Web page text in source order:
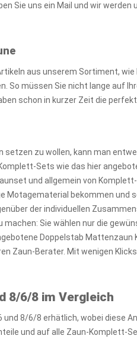
Sie uns ein Mail und wir
aus unserem Sortiment,
So müssen Sie nicht lange auf
schon in kurzer Zeit die
zu wollen, kann man
Sets wie das hier
und allgemein von
bekommen und
der individuellen
Sie wählen nur die
Doppelstab
Zaun-Berater. Mit wenigen
8/6/8 im Vergleich
8/6/8 erhätlich, wobei diese
und auf alle Zaun-Komplett-